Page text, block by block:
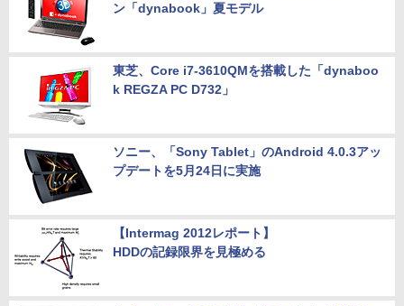
ン「dynabook」夏モデル
東芝、Core i7-3610QMを搭載した「dynaboo
k REGZA PC D732」
ソニー、「Sony Tablet」のAndroid 4.0.3アッ
プデートを5月24日に実施
【Intermag 2012レポート】
HDDの記録限界を見極める